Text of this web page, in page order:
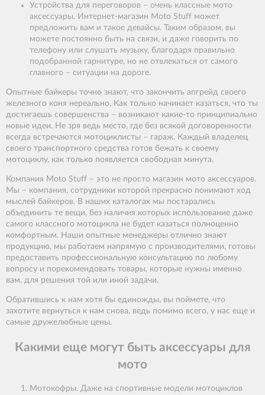
Устройства для переговоров – очень классные мото
аксессуары. Интернет-магазин Moto Stuff может
предложить вам и такое девайсы. Таким образом, вы
можете постоянно быть на связи, и даже говорить по
телефону или слушать музыку, благодаря правильно
подобранной гарнитуре, но не отвлекаться от самого
главного – ситуации на дороге.
Опытные байкеры точно знают, что закончить апгрейд своего
железного коня нереально. Как только начинает казаться, что ты
достигаешь совершенства – возникают какие-то принципиально
новые идеи. Не зря ведь место, где без всякой договоренности
всегда встречаются мотоциклисты – гараж. Каждый владелец
своего транспортного средства готов бежать к своему
мотоциклу, как только появляется свободная минута.
Компания Moto Stuff – это не просто магазин мото аксессуаров.
Мы – компания, сотрудники которой прекрасно понимают ход
мыслей байкеров. В наших каталогах мы постарались
объединить те вещи, без наличия которых использование даже
самого классного мотоцикла не будет казаться полноценно
комфортным. Наши опытные менеджеры отлично знают
продукцию, мы работаем напрямую с производителями, готовы
предоставить профессиональную консультацию по любому
вопросу и порекомендовать товары, которые нужны именно
вам, для решения той или иной задачи.
Обратившись к нам хотя бы единожды, вы поймете, что
захотите вернуться к нам снова, ведь помимо всего, у нас еще и
самые дружелюбные цены.
Какими еще могут быть аксессуары для
мото
Мотокофры. Даже на спортивные модели мотоциклов